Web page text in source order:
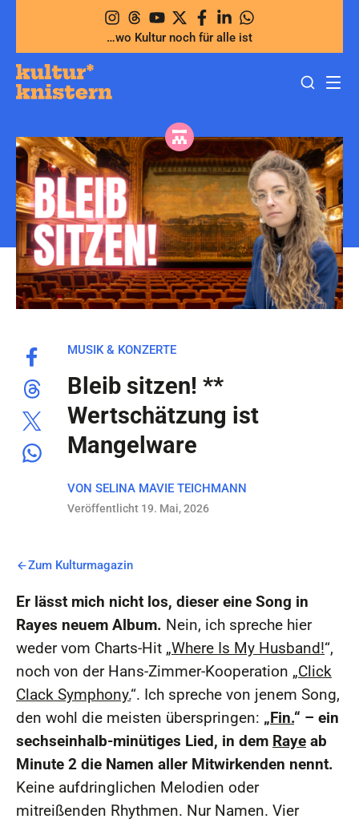
springen
…wo Kultur noch für alle ist
MUSIK & KONZERTE
Bleib sitzen! **
Wertschätzung ist
Mangelware
VON SELINA MAVIE TEICHMANN
Veröffentlicht 19. Mai, 2026
Zum Kulturmagazin
Er lässt mich nicht los, dieser eine Song in
Rayes neuem Album. Nein, ich spreche hier
weder vom Charts-Hit „Where Is My Husband!“,
noch von der Hans-Zimmer-Kooperation „Click
Clack Symphony.“. Ich spreche von jenem Song,
den wohl die meisten überspringen: „Fin.“ – ein
sechseinhalb-minütiges Lied, in dem Raye ab
Minute 2 die Namen aller Mitwirkenden nennt.
Keine aufdringlichen Melodien oder
mitreißenden Rhythmen. Nur Namen. Vier